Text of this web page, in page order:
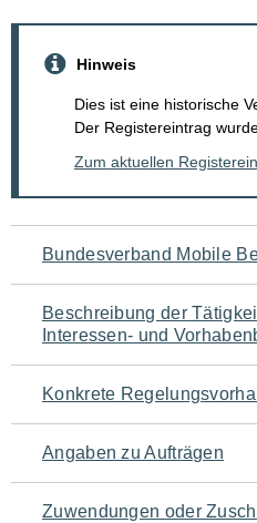
Hinweis
Dies ist eine historische
Der Registereintrag
Zum aktuellen
Navigation
für
den
Seiteninhalt
Bundesverband Mobile
Beschreibung der
Interessen- und
Konkrete
Angaben zu Aufträgen
Zuwendungen oder